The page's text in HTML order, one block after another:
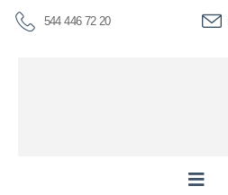
544 446 72 20